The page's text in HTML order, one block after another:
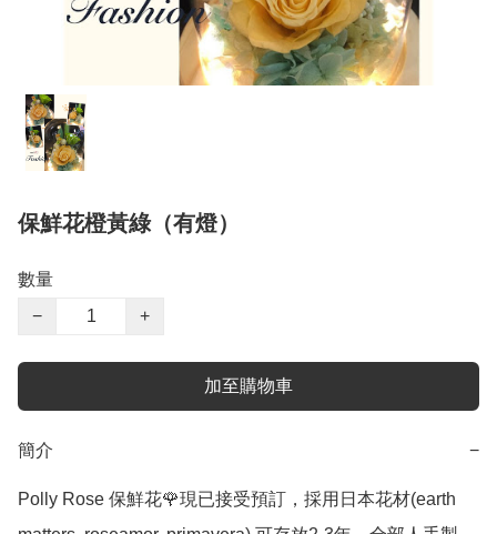
保鮮花橙黃綠（有燈）
數量
−
+
加至購物車
簡介 −
Polly Rose 保鮮花🌹現已接受預訂，採用日本花材(earth